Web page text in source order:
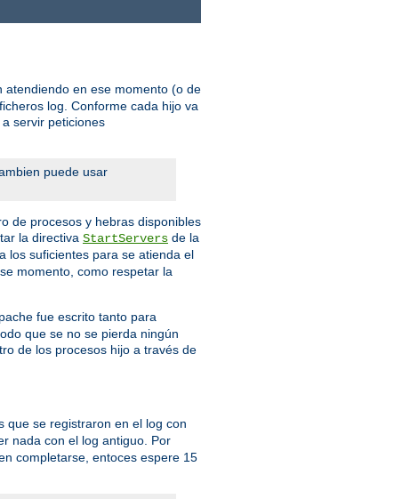
atendiendo en ese momento (o de
log. Conforme cada hijo va
servir peticiones
puede usar
de procesos y hebras disponibles
la directiva StartServers de la
los suficientes para se atienda el
momento, como respetar la
fue escrito tanto para
que se no se pierda ningún
de los procesos hijo a través de
que se registraron en el log con
nada con el log antiguo. Por
completarse, entoces espere 15